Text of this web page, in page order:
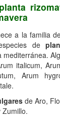
a la familia
de
mediterránea.
italicum,
Arum
de Aro,